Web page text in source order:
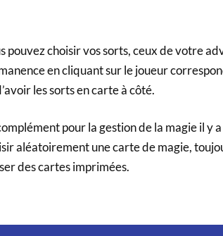
pouvez choisir vos sorts, ceux de votre
en cliquant sur le joueur
les sorts en carte à côté.
pour la gestion de la magie il y
aléatoirement une carte de magie,
des cartes imprimées.